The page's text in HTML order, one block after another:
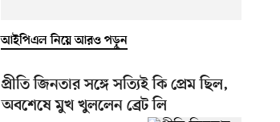
আইপিএল নিয়ে আরও পড়ুন
প্রীতি জিনতার সঙ্গে সত্যিই কি প্রেম ছিল,
অবশেষে মুখ খুললেন ব্রেট লি